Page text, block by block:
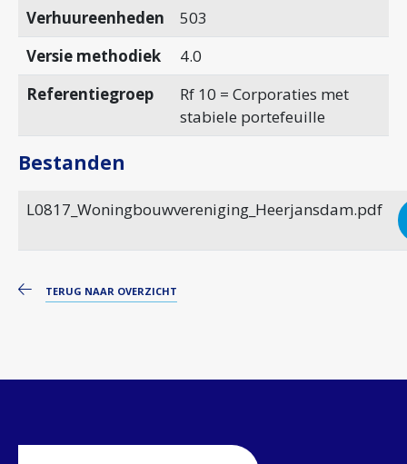
Verhuureenheden
503
Versie methodiek
4.0
Referentiegroep
Rf 10 = Corporaties met
stabiele portefeuille
Bestanden
L0817_Woningbouwvereniging_Heerjansdam.pdf
TERUG NAAR OVERZICHT